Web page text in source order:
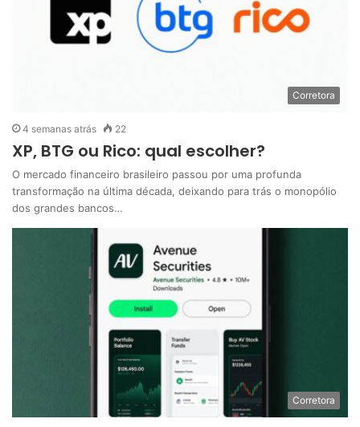
Corretora
4 semanas atrás 22
XP, BTG ou Rico: qual escolher?
O mercado financeiro brasileiro passou por uma profunda
transformação na última década, deixando para trás o monopólio
dos grandes bancos…
Corretora